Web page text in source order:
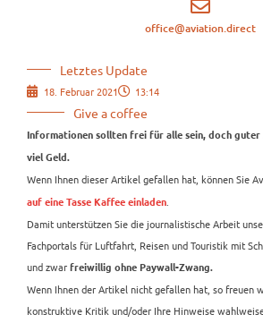
office@aviation.direct
Letztes Update
18. Februar 2021 13:14
Give a coffee
Informationen sollten frei für alle sein, doch guter
viel Geld.
Wenn Ihnen dieser Artikel gefallen hat, können Sie
auf eine Tasse Kaffee einladen
Damit unterstützen Sie die journalistische Arbeit
Fachportals für Luftfahrt, Reisen und Touristik mit
und zwar freiwillig ohne Paywall-Zwang.
Wenn Ihnen der Artikel nicht gefallen hat, so freuen
konstruktive Kritik und/oder Ihre Hinweise